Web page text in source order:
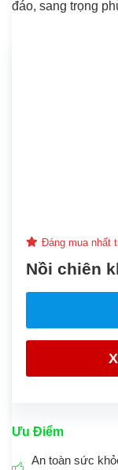
đáo, sang trọng
Đáng mua nhất
Nồi chiên
Ưu Điểm
An toàn sức